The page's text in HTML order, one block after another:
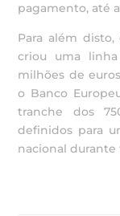
pagamento, até
Para além
criou uma
milhões de
o Banco
tranche dos
definidos para
nacional durante